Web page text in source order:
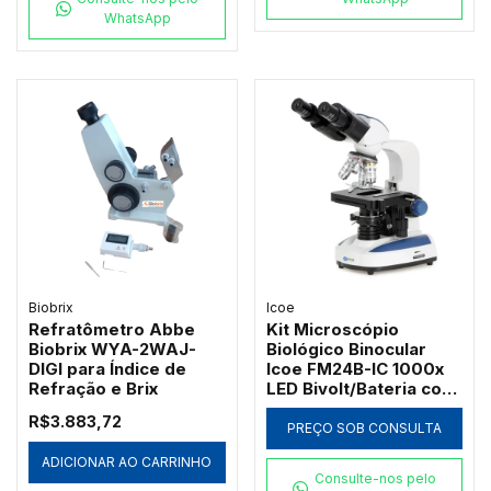
WhatsApp
Biobrix
Refratômetro Abbe
Biobrix WYA-2WAJ-
DIGI para Índice de
Refração e Brix
R$3.883,72
ADICIONAR AO CARRINHO
Icoe
Kit Microscópio
Biológico Binocular
Icoe FM24B-IC 1000x
LED Bivolt/Bateria com
Ótica Acromática
PREÇO SOB CONSULTA
Consulte-nos pelo